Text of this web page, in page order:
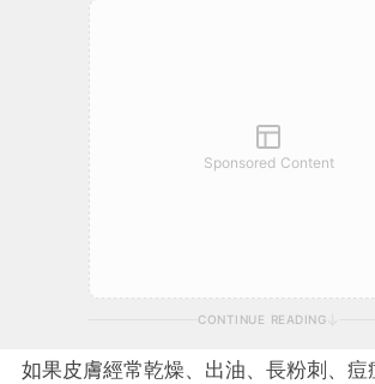
Sponsored Content
CONTINUE READING
如果皮膚經常乾燥、出油、長粉刺、痘